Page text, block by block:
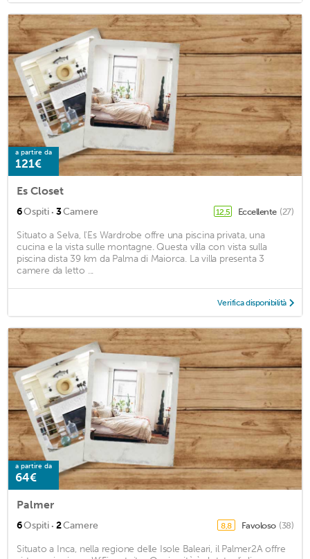
a partire da
121€
Es Closet
6Ospiti · 3Camere 12,5 Eccellente (27)
Situato a Selva, l'Es Wardrobe offre una piscina privata, una
cucina e la vista sulle montagne. Questa villa con vista sulla
piscina dista 39 km da Palma di Maiorca. La villa presenta 3
camere da letto ...
Verifica disponibilità
a partire da
64€
Palmer
6Ospiti · 2Camere 8,8 Favoloso (38)
Situato a Inca, nella regione delle Isole Baleari, il Palmer2A offre